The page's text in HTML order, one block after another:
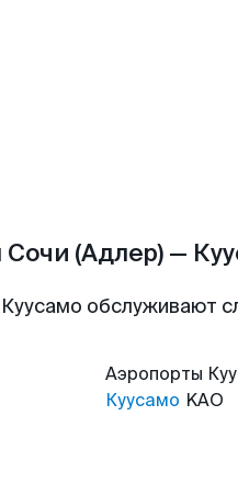
(Адлер) —
обслуживают
Аэропорты
Куусамо KAO